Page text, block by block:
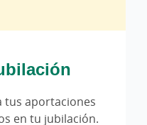
tus aportaciones
en tu jubilación.